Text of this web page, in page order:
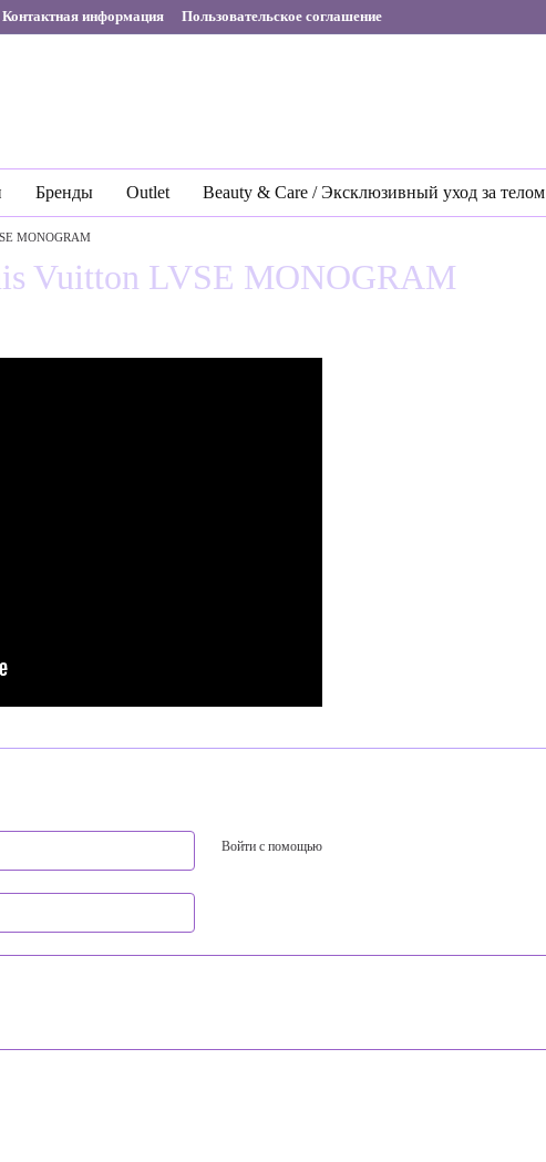
Контактная информация Пользовательское соглашение
Бренды Outlet Beauty & Care / Эксклюзивный уход за телом
MONOGRAM
Vuitton LVSE MONOGRAM
Войти с помощью